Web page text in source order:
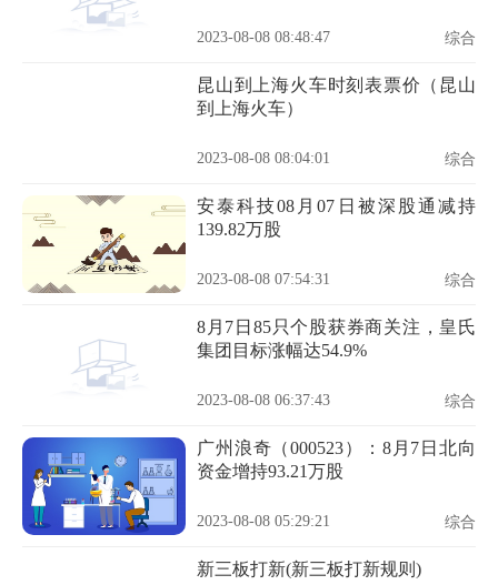
2023-08-08 08:48:47 综合
昆山到上海火车时刻表票价（昆山
到上海火车）
2023-08-08 08:04:01 综合
安泰科技08月07日被深股通减持
139.82万股
2023-08-08 07:54:31 综合
8月7日85只个股获券商关注，皇氏
集团目标涨幅达54.9%
2023-08-08 06:37:43 综合
广州浪奇（000523）：8月7日北向
资金增持93.21万股
2023-08-08 05:29:21 综合
新三板打新(新三板打新规则)